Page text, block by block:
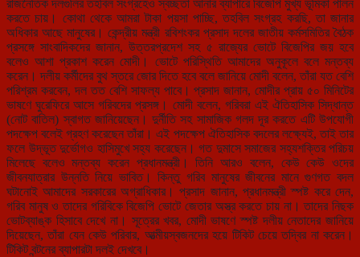
রাজনৈতিক দলগুলির তহবিল সংগ্রহেও স্বচ্ছতা আনার ব্যাপারে বিজেপি মুখ্য ভূমিকা পালন
করতে চায়। কোথা থেকে আমরা টাকা পয়সা পাচ্ছি, তহবিল সংগ্রহ করছি, তা জানার
অধিকার আছে মানুষের। কেন্দ্রীয় মন্ত্রী রবিশংকর প্রসাদ দলের জাতীয় কর্মসমিতির বৈঠক
প্রসঙ্গে সাংবাদিকদের জানান, উত্তরপ্রদেশ সহ ৫ রাজ্যের ভোটে বিজেপির জয় হবে
বলেও আশা প্রকাশ করেন মোদী। ভোটে পরিস্থিতি আমাদের অনুকূলে বলে মন্তব্য
করেন। দলীয় কর্মীদের বুথ স্তরে জোর দিতে হবে বলে জানিয়ে মোদী বলেন, তাঁরা যত বেশি
পরিশ্রম করবেন, দল তত বেশি সাফল্য পাবে। প্রসাদ জানান, মোদীর প্রায় ৫০ মিনিটের
ভাষণে ঘুরেফিরে আসে গরিবদের প্রসঙ্গ। মোদী বলেন, গরিবরা এই ঐতিহাসিক সিদ্ধান্ত
(নোট বাতিল) স্বাগত জানিয়েছেন। দুর্নীতি সহ সামাজিক গলদ দূর করতে এটি উপযোগী
পদক্ষেপ বলেই গ্রহণ করেছেন তাঁরা। এই পদক্ষেপ ঐতিহাসিক বদলের লক্ষ্যেই, তাই তার
ফলে উদ্ভূত দুর্ভোগও হাসিমুখে সহ্য করেছেন। গত দুমাসে সমাজের সহ্যশক্তির পরিচয়
মিলেছে বলেও মন্তব্য করেন প্রধানমন্ত্রী। তিনি আরও বলেন, কেউ কেউ ওদের
জীবনযাত্রার উন্নতি নিয়ে ভাবিত। কিন্তু গরিব মানুষের জীবনের মানে গুণগত বদল
ঘটানোই আমাদের সরকারের অগ্রাধিকার। প্রসাদ জানান, প্রধানমন্ত্রী স্পষ্ট করে দেন,
গরিব মানুষ ও তাদের গরিবিকে বিজেপি ভোটে জেতার অস্ত্র করতে চায় না। তাদের নিছক
ভোটব্যাঙ্ক হিসাবে দেখে না। সূত্রের খবর, মোদী ভাষণে স্পষ্ট দলীয় নেতাদের জানিয়ে
দিয়েছেন, তাঁরা যেন কেউ পরিবার, আত্মীয়স্বজনদের হয়ে টিকিট চেয়ে তদ্বির না করেন।
টিকিট বন্টনের ব্যাপারটা দলই দেখবে।